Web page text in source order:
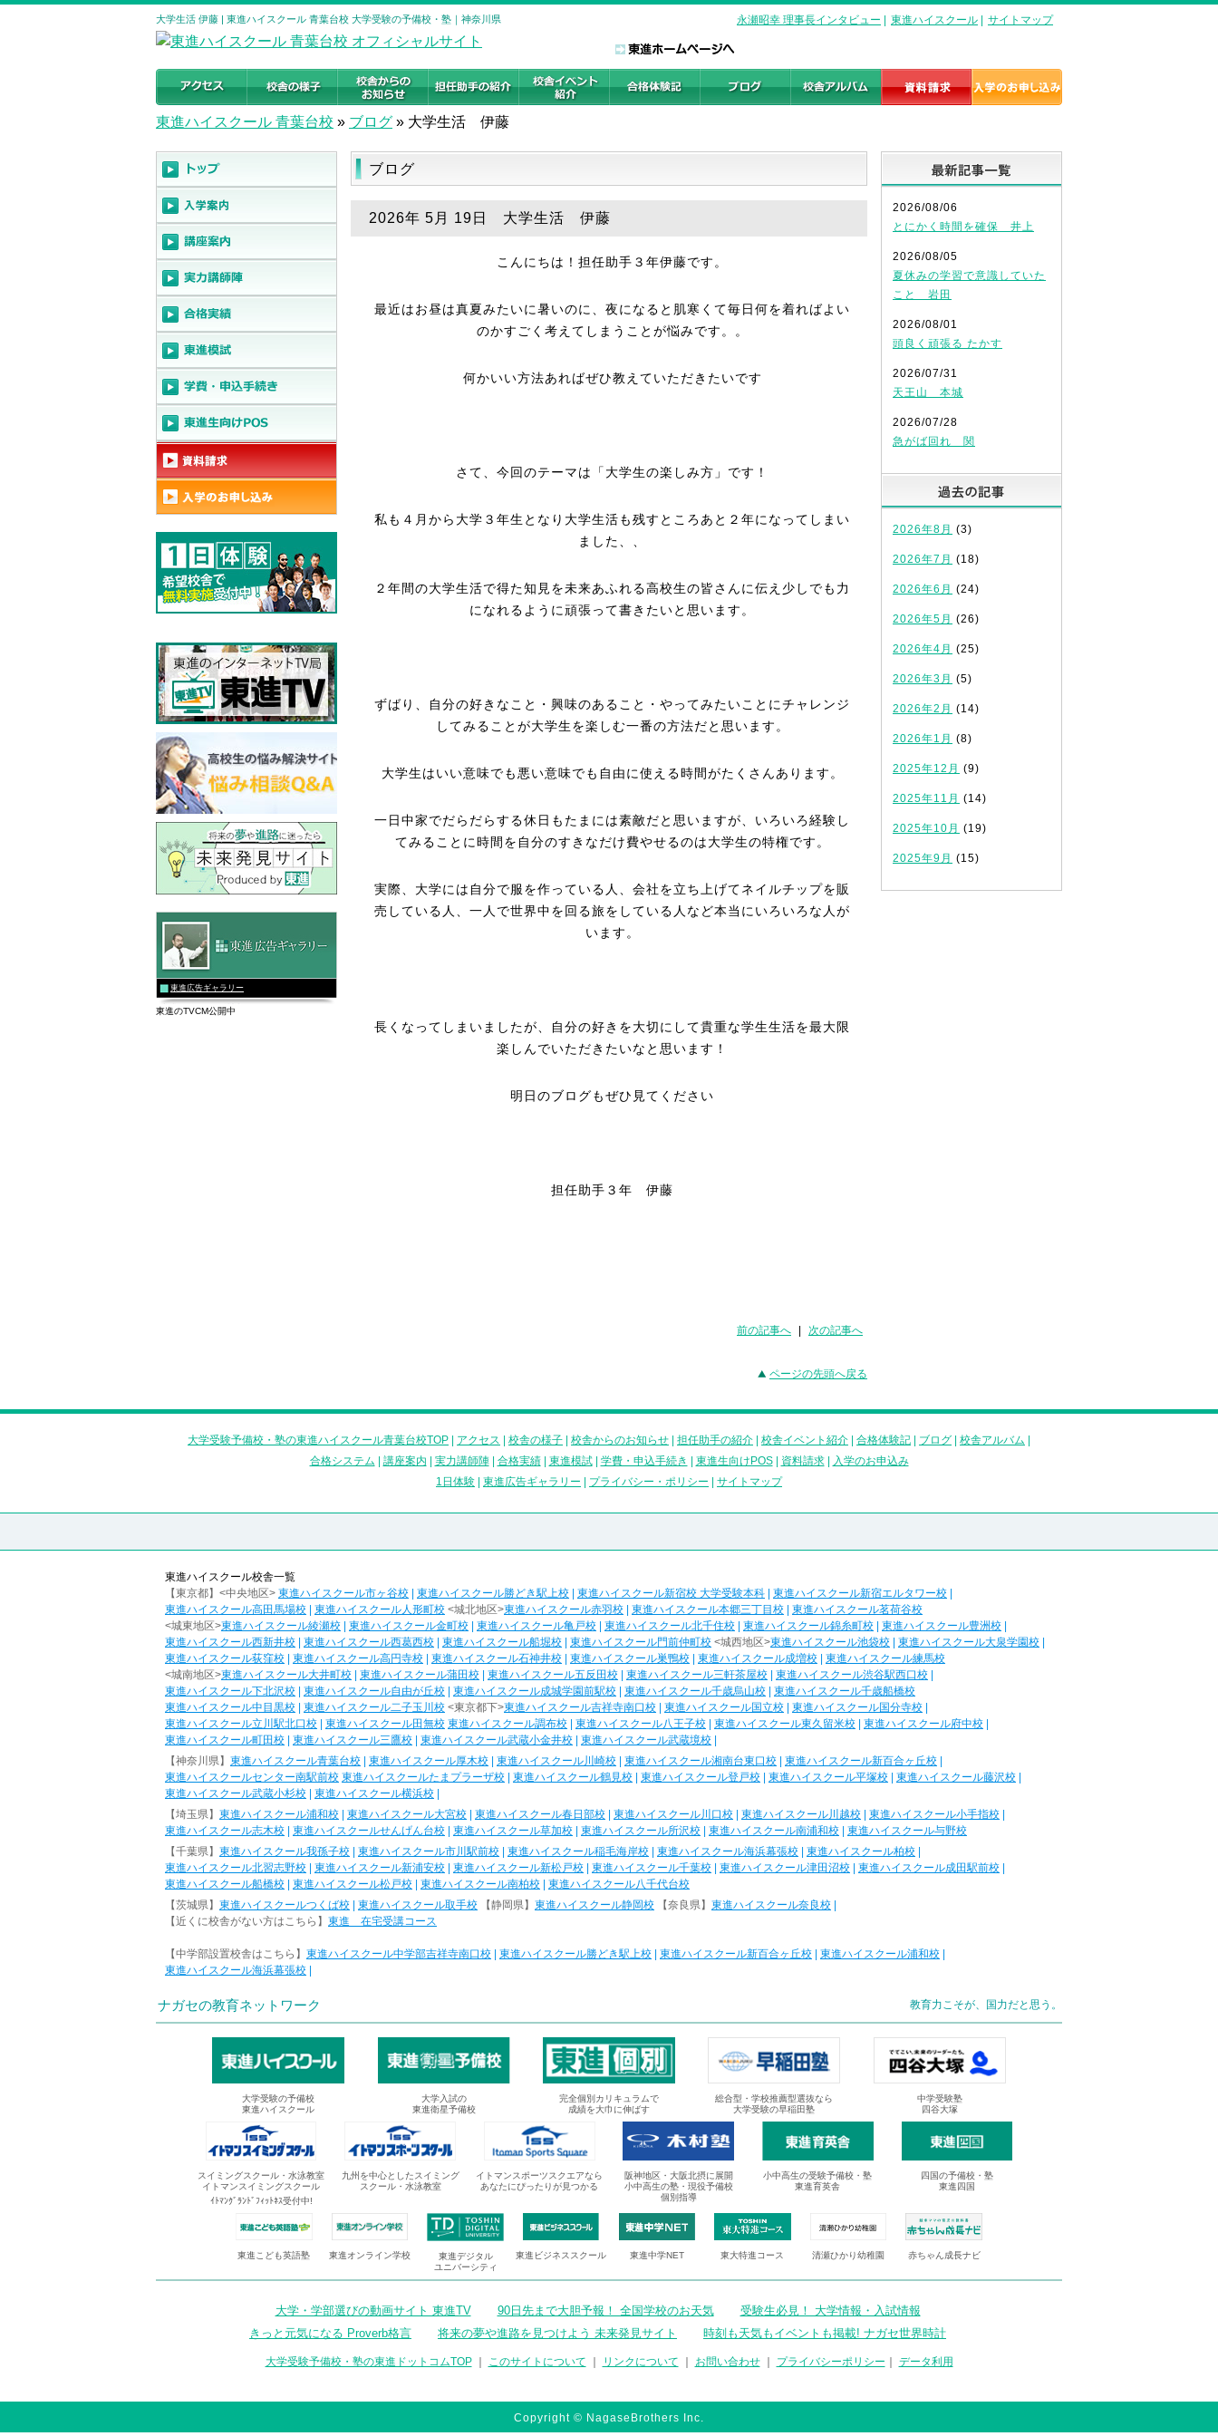
大学生活 伊藤 | 東進ハイスクール 青葉台校 大学受験の予備校・塾｜神奈川県 永瀬昭幸 理事長インタビュー 東進ハイスクール サイトマップ
東進ハイスクール 青葉台校 » ブログ » 大学生活 伊藤
ブログ
2026年 5月 19日 大学生活 伊藤
こんにちは！担任助手３年伊藤です。
最近はお昼は真夏みたいに暑いのに、夜になると肌寒くて毎日何を着ればよい
のかすごく考えてしまうことが悩みです。。
何かいい方法あればぜひ教えていただきたいです
さて、今回のテーマは「大学生の楽しみ方」です！
私も４月から大学３年生となり大学生活も残すところあと２年になってしまい
ました、、
２年間の大学生活で得た知見を未来あふれる高校生の皆さんに伝え少しでも力
になれるように頑張って書きたいと思います。
ずばり、自分の好きなこと・興味のあること・やってみたいことにチャレンジ
してみることが大学生を楽しむ一番の方法だと思います。
大学生はいい意味でも悪い意味でも自由に使える時間がたくさんあります。
一日中家でだらだらする休日もたまには素敵だと思いますが、いろいろ経験し
てみることに時間を自分のすきなだけ費やせるのは大学生の特権です。
実際、大学には自分で服を作っている人、会社を立ち上げてネイルチップを販
売している人、一人で世界中を回る旅をしている人など本当にいろいろな人が
います。
長くなってしまいましたが、自分の好きを大切にして貴重な学生生活を最大限
楽しんでいただきたいなと思います！
明日のブログもぜひ見てください
担任助手３年 伊藤
前の記事へ 次の記事へ
ページの先頭へ戻る
2026/08/06
とにかく時間を確保 井上
2026/08/05
夏休みの学習で意識していた
こと 岩田
2026/08/01
頭良く頑張る たかす
2026/07/31
天王山 本城
2026/07/28
急がば回れ 関
2026年8月 (3)
2026年7月 (18)
2026年6月 (24)
2026年5月 (26)
2026年4月 (25)
2026年3月 (5)
2026年2月 (14)
2026年1月 (8)
2025年12月 (9)
2025年11月 (14)
2025年10月 (19)
2025年9月 (15)
東進広告ギャラリー
東進のTVCM公開中
大学受験予備校・塾の東進ハイスクール青葉台校TOP アクセス 校舎の様子 校舎からのお知らせ 担任助手の紹介 校舎イベント紹介 合格体験記 ブログ 校舎アルバム
合格システム
講座案内 実力講師陣| 合格実績| 東進模試| 学費・申込手続き 東進生向けPOS| 資料請求|
入学のお申込み
1日体験
東進広告ギャラリー プライバシー・ポリシー サイトマップ
東進ハイスクール校舎一覧
【東京都】<中央地区> 東進ハイスクール市ヶ谷校 東進ハイスクール勝どき駅上校 東進ハイスクール新宿校 大学受験本科 東進ハイスクール新宿エルタワー校
東進ハイスクール高田馬場校
東進ハイスクール人形町校 <城北地区>東進ハイスクール赤羽校 東進ハイスクール本郷三丁目校
東進ハイスクール茗荷谷校
<城東地区>東進ハイスクール綾瀬校 東進ハイスクール金町校 東進ハイスクール亀戸校 東進ハイスクール北千住校 東進ハイスクール錦糸町校 東進ハイスクール豊洲校
東進ハイスクール西新井校
東進ハイスクール西葛西校 東進ハイスクール船堀校 東進ハイスクール門前仲町校 <城西地区>東進ハイスクール池袋校 東進ハイスクール大泉学園校
東進ハイスクール荻窪校
東進ハイスクール高円寺校 東進ハイスクール石神井校 東進ハイスクール巣鴨校 東進ハイスクール成増校
東進ハイスクール練馬校
<城南地区>東進ハイスクール大井町校 東進ハイスクール蒲田校 東進ハイスクール五反田校 東進ハイスクール三軒茶屋校 東進ハイスクール渋谷駅西口校
東進ハイスクール下北沢校
東進ハイスクール自由が丘校 東進ハイスクール成城学園前駅校 東進ハイスクール千歳烏山校
東進ハイスクール千歳船橋校
東進ハイスクール中目黒校
東進ハイスクール二子玉川校 <東京都下>東進ハイスクール吉祥寺南口校 東進ハイスクール国立校 東進ハイスクール国分寺校
東進ハイスクール立川駅北口校
東進ハイスクール田無校 東進ハイスクール調布校 東進ハイスクール八王子校 東進ハイスクール東久留米校 東進ハイスクール府中校
東進ハイスクール町田校
東進ハイスクール三鷹校 東進ハイスクール武蔵小金井校 東進ハイスクール武蔵境校
【神奈川県】 東進ハイスクール青葉台校 東進ハイスクール厚木校 東進ハイスクール川崎校 東進ハイスクール湘南台東口校 東進ハイスクール新百合ヶ丘校
東進ハイスクールセンター南駅前校 東進ハイスクールたまプラーザ校 東進ハイスクール鶴見校 東進ハイスクール登戸校 東進ハイスクール平塚校 東進ハイスクール藤沢校
東進ハイスクール武蔵小杉校
東進ハイスクール横浜校
【埼玉県】 東進ハイスクール浦和校 東進ハイスクール大宮校 東進ハイスクール春日部校 東進ハイスクール川口校 東進ハイスクール川越校 東進ハイスクール小手指校
東進ハイスクール志木校
東進ハイスクールせんげん台校 東進ハイスクール草加校 東進ハイスクール所沢校 東進ハイスクール南浦和校
東進ハイスクール与野校
【千葉県】 東進ハイスクール我孫子校 東進ハイスクール市川駅前校 東進ハイスクール稲毛海岸校 東進ハイスクール海浜幕張校 東進ハイスクール柏校
東進ハイスクール北習志野校
東進ハイスクール新浦安校 東進ハイスクール新松戸校 東進ハイスクール千葉校 東進ハイスクール津田沼校 東進ハイスクール成田駅前校
東進ハイスクール船橋校
東進ハイスクール松戸校 東進ハイスクール南柏校
東進ハイスクール八千代台校
【茨城県】 東進ハイスクールつくば校 東進ハイスクール取手校 【静岡県】 東進ハイスクール静岡校 【奈良県】 東進ハイスクール奈良校
【近くに校舎がない方はこちら】 東進 在宅受講コース
【中学部設置校舎はこちら】 東進ハイスクール中学部吉祥寺南口校 東進ハイスクール勝どき駅上校 東進ハイスクール新百合ヶ丘校 東進ハイスクール浦和校
東進ハイスクール海浜幕張校
ナガセの教育ネットワーク 教育力こそが、国力だと思う。
大学受験の予備校
東進ハイスクール
大学入試の
東進衛星予備校
完全個別カリキュラムで
成績を大巾に伸ばす
総合型・学校推薦型選抜なら
大学受験の早稲田塾
中学受験塾
四谷大塚
スイミングスクール・水泳教室
イトマンスイミングスクール
ｲﾄﾏﾝｸﾞﾗﾝﾄﾞﾌｨｯﾄﾈｽ受付中!
九州を中心としたスイミング
スクール・水泳教室
イトマンスポーツスクエアなら
あなたにぴったりが見つかる
阪神地区・大阪北摂に展開
小中高生の塾・現役予備校
個別指導
小中高生の受験予備校・塾
東進育英舎
四国の予備校・塾
東進四国
東進こども英語塾 東進オンライン学校
東進デジタル
ユニバーシティ
東進ビジネススクール 東進中学NET 東大特進コース 清瀬ひかり幼稚園 赤ちゃん成長ナビ
大学・学部選びの動画サイト 東進TV 90日先まで大胆予報！ 全国学校のお天気
受験生必見！ 大学情報・入試情報
きっと元気になる Proverb格言
将来の夢や進路を見つけよう 未来発見サイト 時刻も天気もイベントも掲載! ナガセ世界時計
大学受験予備校・塾の東進ドットコムTOP｜ このサイトについて リンクについて お問い合わせ｜ プライバシーポリシー データ利用
Copyright © NagaseBrothers Inc.